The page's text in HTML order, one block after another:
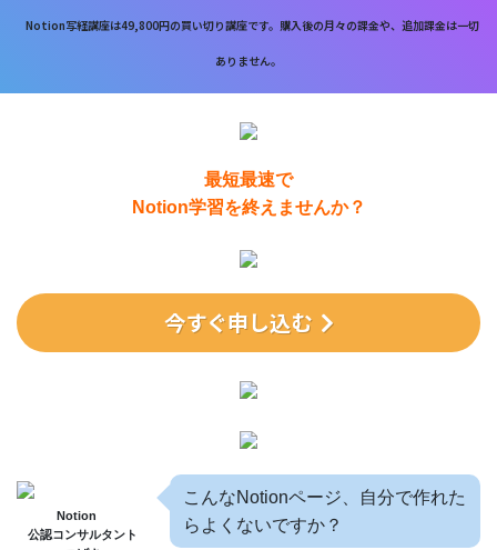
Notion写経講座は49,800円の買い切り講座です。購入後の月々の課金や、追加課金は一切
ありません。
最短最速で
Notion学習を終えませんか？
今すぐ申し込む
Notion
公認コンサルタント
こんなNotionページ、自分で作れた
らよくないですか？